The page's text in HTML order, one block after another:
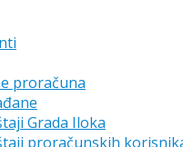
proračuna
Grada Iloka
proračunskih